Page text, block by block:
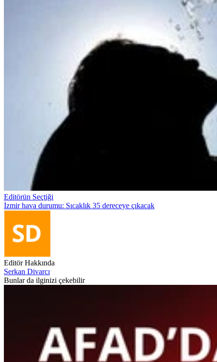
Editörün Seçtiği
İzmir hava durumu: Sıcaklık 35 dereceye çıkacak
Editör Hakkında
Serkan Divarcı
Bunlar da ilginizi çekebilir